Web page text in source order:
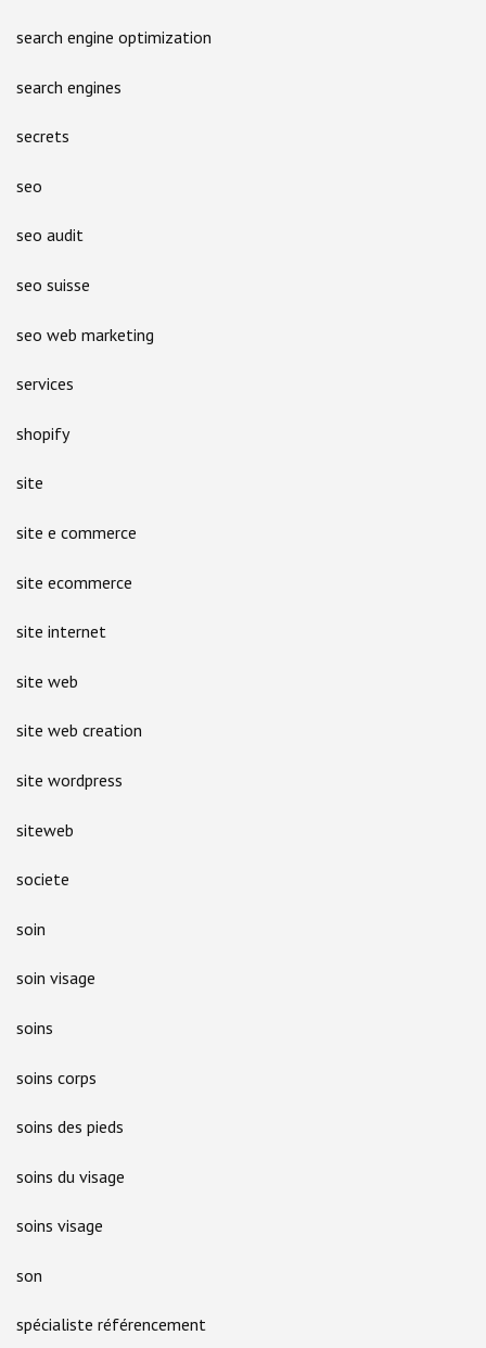
search engine optimization
search engines
secrets
seo
seo audit
seo suisse
seo web marketing
services
shopify
site
site e commerce
site ecommerce
site internet
site web
site web creation
site wordpress
siteweb
societe
soin
soin visage
soins
soins corps
soins des pieds
soins du visage
soins visage
son
spécialiste référencement